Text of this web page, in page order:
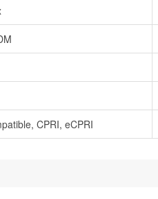
CPRI, eCPRI